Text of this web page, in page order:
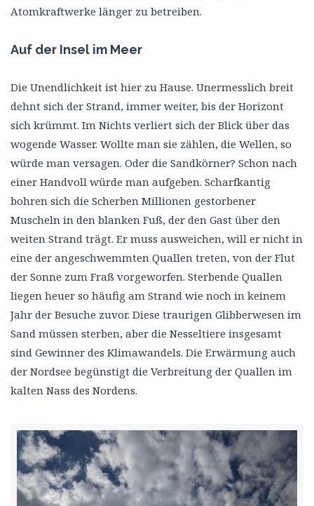
Atomkraftwerke länger zu betreiben.
Auf der Insel im Meer
Die Unendlichkeit ist hier zu Hause. Unermesslich breit
dehnt sich der Strand, immer weiter, bis der Horizont
sich krümmt. Im Nichts verliert sich der Blick über das
wogende Wasser. Wollte man sie zählen, die Wellen, so
würde man versagen. Oder die Sandkörner? Schon nach
einer Handvoll würde man aufgeben. Scharfkantig
bohren sich die Scherben Millionen gestorbener
Muscheln in den blanken Fuß, der den Gast über den
weiten Strand trägt. Er muss ausweichen, will er nicht in
eine der angeschwemmten Quallen treten, von der Flut
der Sonne zum Fraß vorgeworfen. Sterbende Quallen
liegen heuer so häufig am Strand wie noch in keinem
Jahr der Besuche zuvor. Diese traurigen Glibberwesen im
Sand müssen sterben, aber die Nesseltiere insgesamt
sind Gewinner des Klimawandels. Die Erwärmung auch
der Nordsee begünstigt die Verbreitung der Quallen im
kalten Nass des Nordens.